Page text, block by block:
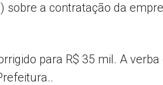
a contratação da
para R$ 35 mil. A